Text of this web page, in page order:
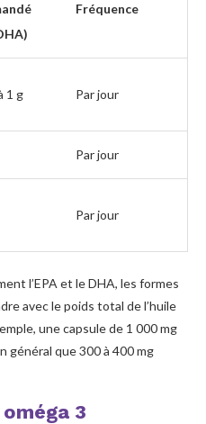
Fréquence
1 g Par jour
Par jour
Par jour
l’EPA et le DHA, les formes
avec le poids total de l’huile
une capsule de 1 000 mg
général que 300 à 400 mg
3